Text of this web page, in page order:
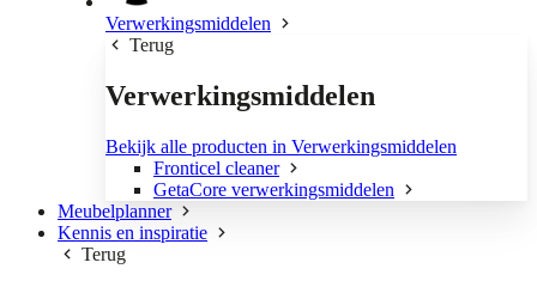
Verwerkingsmiddelen
Terug
Verwerkingsmiddelen
Bekijk alle producten in Verwerkingsmiddelen
Fronticel cleaner
GetaCore verwerkingsmiddelen
Meubelplanner
Kennis en inspiratie
Terug